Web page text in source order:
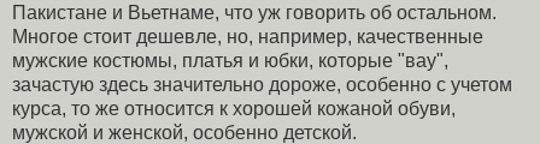
Пакистане и Вьетнаме, что уж говорить об остальном.
Многое стоит дешевле, но, например, качественные
мужские костюмы, платья и юбки, которые "вау",
зачастую здесь значительно дороже, особенно с учетом
курса, то же относится к хорошей кожаной обуви,
мужской и женской, особенно детской.